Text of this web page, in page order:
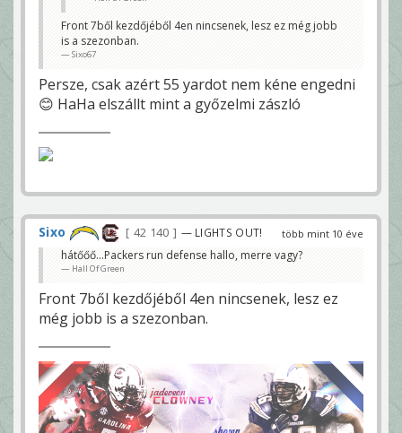
Front 7ből kezdőjéből 4en nincsenek, lesz ez még jobb
is a szezonban.
Sixo67
Persze, csak azért 55 yardot nem kéne engedni
😊 HaHa elszállt mint a győzelmi zászló
több mint 10 éve
Sixo 42 140 — LIGHTS OUT!
hátőőő...Packers run defense hallo, merre vagy?
Hall Of Green
Front 7ből kezdőjéből 4en nincsenek, lesz ez
még jobb is a szezonban.